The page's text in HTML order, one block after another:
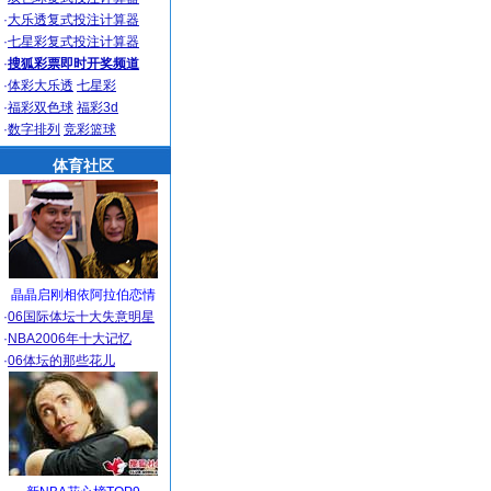
·大乐透复式投注计算器
·七星彩复式投注计算器
·搜狐彩票即时开奖频道
·体彩大乐透 七星彩
·福彩双色球 福彩3d
·数字排列 竞彩篮球
体育社区
晶晶启刚相依阿拉伯恋情
·06国际体坛十大失意明星
· NBA2006年十大记忆
·06体坛的那些花儿